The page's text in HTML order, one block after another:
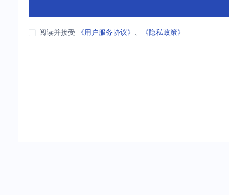
阅读并接受 《用户服务协议》 、 《隐私政策》